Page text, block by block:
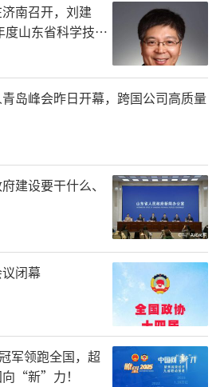
，山东“海洋强省”体系系
体系宏大、逻辑严密，通
部署”“向新向智点海成
增效”“智造升级新质兴
世界”“生态保护绿色发
合作”七大板块，完整呈
—产业—港口—生态—合
建设体系。从顶层机制设
科技，再到升级的现代海洋
可清晰感知山东从海洋大省
定步伐与系统思维。
南召开，刘建
山东省科学技术
岛峰会昨日开幕，跨国公司高质量
建设要干什么、
闭幕
军领跑全国，超
“新”力！